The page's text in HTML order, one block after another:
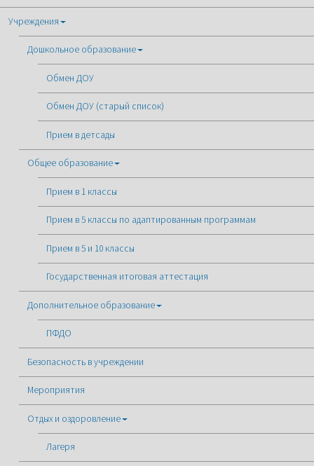
Учреждения
Дошкольное образование
Обмен ДОУ
Обмен ДОУ (старый список)
Прием в детсады
Общее образование
Прием в 1 классы
Прием в 5 классы по адаптированным программам
Прием в 5 и 10 классы
Государственная итоговая аттестация
Дополнительное образование
ПФДО
Безопасность в учреждении
Мероприятия
Отдых и оздоровление
Лагеря